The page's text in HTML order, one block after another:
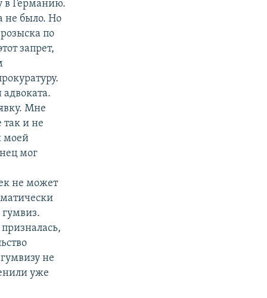
в Германию.
не было. Но
по
запрет,
Мне
так и не
моей
мог
не может
гумвиз.
не
уже